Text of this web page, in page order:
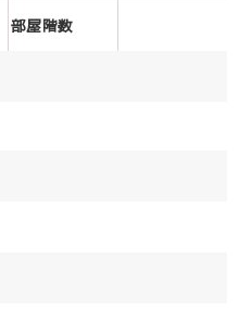
部屋階数